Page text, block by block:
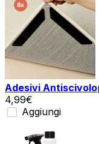
Adesivi Antiscivolo
4,99€
Aggiungi